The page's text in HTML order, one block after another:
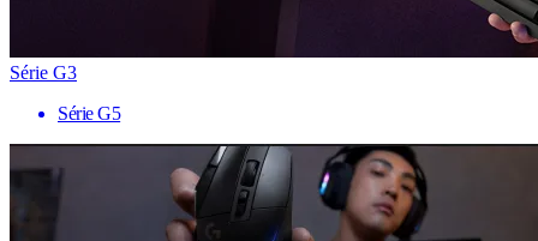
Série G3
Série G5